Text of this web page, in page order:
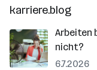
karriere.blog
Arbeiten
nicht?
6.7.2026